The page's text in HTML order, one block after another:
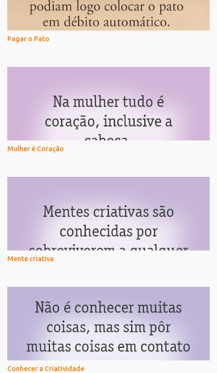
Pagar o Pato
Mulher é Coração
Mente criativa
Conhecer a Criatividade